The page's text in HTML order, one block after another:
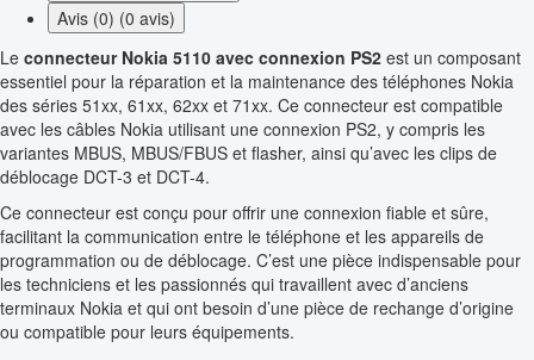
Avis (0) (0 avis)
Le connecteur Nokia 5110 avec connexion PS2 est un composant
essentiel pour la réparation et la maintenance des téléphones Nokia
des séries 51xx, 61xx, 62xx et 71xx. Ce connecteur est compatible
avec les câbles Nokia utilisant une connexion PS2, y compris les
variantes MBUS, MBUS/FBUS et flasher, ainsi qu’avec les clips de
déblocage DCT-3 et DCT-4.
Ce connecteur est conçu pour offrir une connexion fiable et sûre,
facilitant la communication entre le téléphone et les appareils de
programmation ou de déblocage. C’est une pièce indispensable pour
les techniciens et les passionnés qui travaillent avec d’anciens
terminaux Nokia et qui ont besoin d’une pièce de rechange d’origine
ou compatible pour leurs équipements.